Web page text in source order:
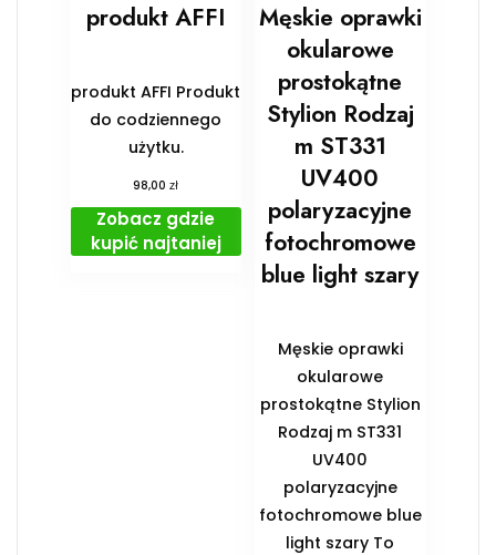
produkt AFFI
produkt AFFI Produkt
do codziennego
użytku.
98,00zł
Zobacz gdzie
kupić najtaniej
Męskie oprawki
okularowe
prostokątne
Stylion Rodzaj
m ST331
UV400
polaryzacyjne
fotochromowe
blue light szary
Męskie oprawki
okularowe
prostokątne Stylion
Rodzaj m ST331
UV400
polaryzacyjne
fotochromowe blue
light szary To